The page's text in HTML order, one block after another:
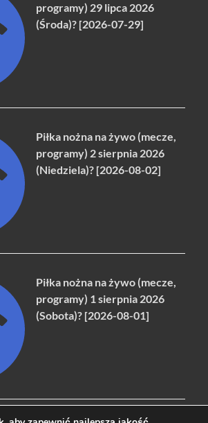
programy) 29 lipca 2026
(Środa)? [2026-07-29]
Piłka nożna na żywo (mecze,
programy) 2 sierpnia 2026
(Niedziela)? [2026-08-02]
Piłka nożna na żywo (mecze,
programy) 1 sierpnia 2026
(Sobota)? [2026-08-01]